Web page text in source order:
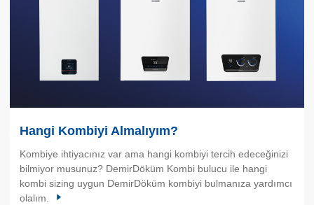
Hangi Kombiyi Almalıyım?
Kombiye ihtiyacınız var ama hangi kombiyi tercih edeceğinizi
bilmiyor musunuz? DemirDöküm Kombi bulucu ile hangi
kombi sizing uygun DemirDöküm kombiyi bulmanıza yardımcı
olalım.